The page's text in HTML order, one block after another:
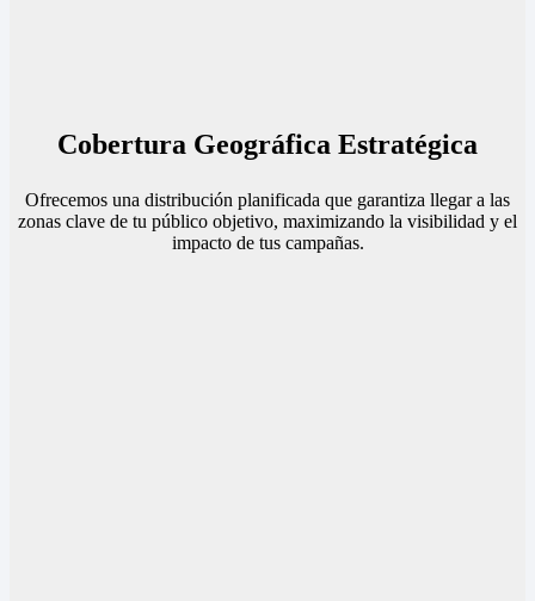
Cobertura Geográfica Estratégica
Ofrecemos una distribución planificada que garantiza llegar a las
zonas clave de tu público objetivo, maximizando la visibilidad y el
impacto de tus campañas.